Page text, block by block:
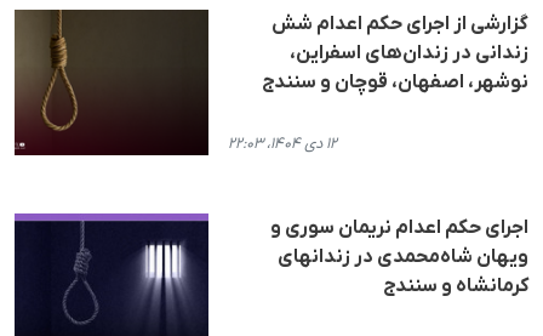
گزارشی از اجرای حکم اعدام شش
زندانی در زندان‌های اسفراین،
نوشهر، اصفهان، قوچان و سنندج
۱۲ دی ۱۴۰۴، ۲۲:۰۳
اجرای حکم اعدام نریمان سوری و
ویهان شاەمحمدی در زندانهای
کرمانشاە و سنندج